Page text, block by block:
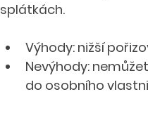
splátkách.
Výhody: nižší
Nevýhody:
do osobního